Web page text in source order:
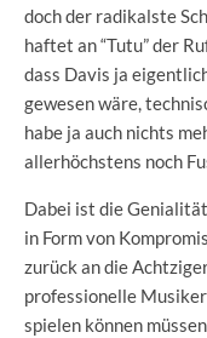
doch der radikalste
haftet an “Tutu” der
dass Davis ja
gewesen wäre,
habe ja auch nichts
allerhöchstens noch
Dabei ist die
in Form von
zurück an die
professionelle
spielen können